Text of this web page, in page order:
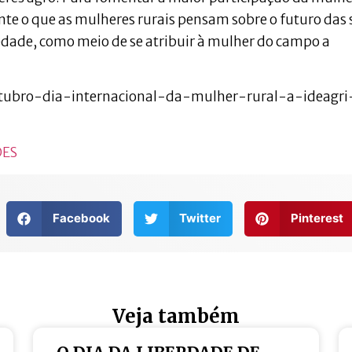
o que as mulheres rurais pensam sobre o futuro das
como meio de se atribuir à mulher do campo a
dia-internacional-da-mulher-rural-a-
Facebook Twitter Pinterest
Veja também